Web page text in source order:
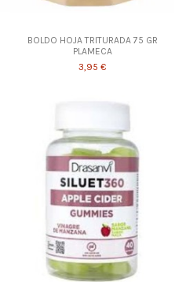
BOLDO HOJA TRITURADA 75 GR
PLAMECA
3,95 €